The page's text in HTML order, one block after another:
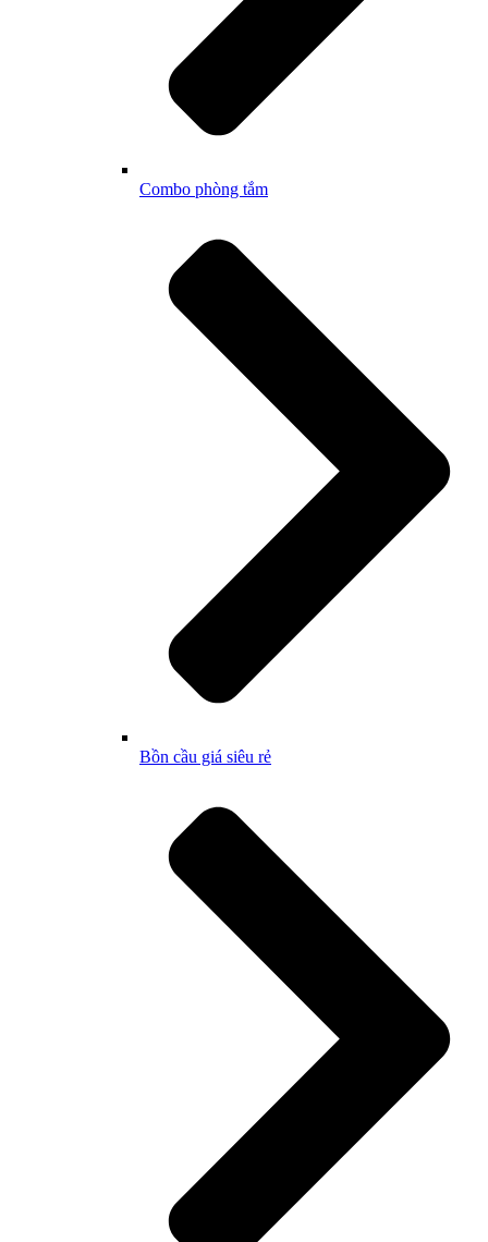
Combo phòng tắm
Bồn cầu giá siêu rẻ